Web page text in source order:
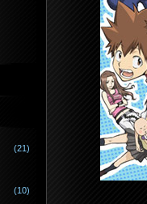
(21)
(10)